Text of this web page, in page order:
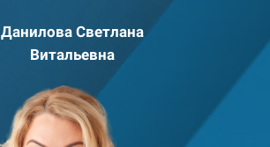
Данилова Светлана
Витальевна